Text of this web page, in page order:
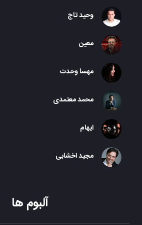
وحید تاج
معین
مهسا وحدت
محمد معتمدی
ایهام
مجید اخشابی
آلبوم ها